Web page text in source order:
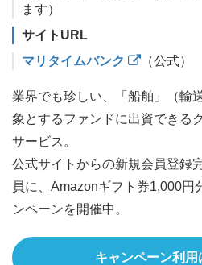
ます）
サイトURL
マリタイムバンク
（公式）
業界でも珍しい、「船舶」（輸
象とするファンドに出資できる
サービス。
公式サイトからの新規会員登録
員に、Amazonギフト券1,000円
ンペーンを開催中。
キャンペーン利用